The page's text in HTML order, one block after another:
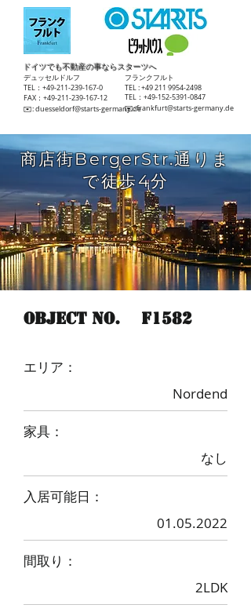
ドイツでも不動産の事ならスターツへ
​フランクフルト
TEL :+49 211 9954-2498
TEL：+49-152-5391-0847
​✉️:frankfurt@starts-germany.de
​デュッセルドルフ
TEL：+49-211-239-167-0
FAX：+49-211-239-167-12
​✉️:duesseldorf@starts-germany.de
商店街BergerStr.通りま
で徒歩4分
Object No. F1582
​エリア：
Nordend
家具：
なし
入居可能日：
01.05.2022
間取り：
2LDK